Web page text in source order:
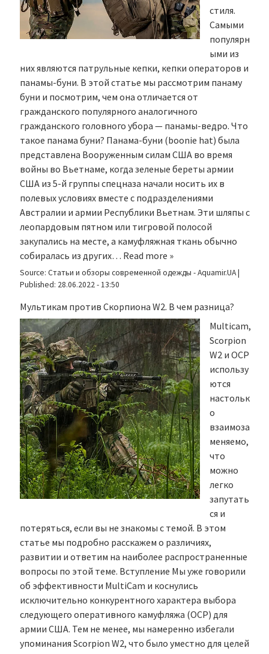
стиля.
Самыми
популярн
ыми из
них являются патрульные кепки, кепки операторов и
панамы-буни. В этой статье мы рассмотрим панаму
буни и посмотрим, чем она отличается от
гражданского популярного аналогичного
гражданского головного убора — панамы-ведро. Что
такое панама буни? Панама-буни (boonie hat) была
представлена Вооруженным силам США во время
войны во Вьетнаме, когда зеленые береты армии
США из 5-й группы спецназа начали носить их в
полевых условиях вместе с подразделениями
Австралии и армии Республики Вьетнам. Эти шляпы с
леопардовым пятном или тигровой полосой
закупались на месте, а камуфляжная ткань обычно
собиралась из других… Read more »
Source: Статьи и обзоры современной одежды - Aquamir.UA|
Published: 28.06.2022 - 13:50
Мультикам против Скорпиона W2. В чем разница?
Multicam,
Scorpion
W2 и OCP
использу
ются
настольк
о
взаимоза
меняемо,
что
можно
легко
запутать
ся и
потеряться, если вы не знакомы с темой. В этом
статье мы подробно расскажем о различиях,
развитии и ответим на наиболее распространенные
вопросы по этой теме. Вступление Мы уже говорили
об эффективности MultiCam и коснулись
исключительно конкурентного характера выбора
следующего оперативного камуфляжа (OCP) для
армии США. Тем не менее, мы намеренно избегали
упоминания Scorpion W2, что было уместно для целей